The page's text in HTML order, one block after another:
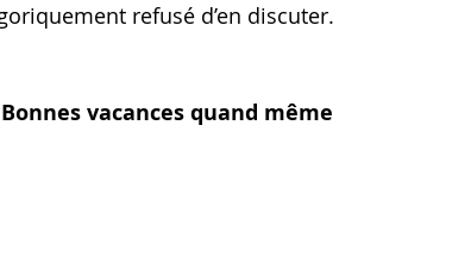
refusé d’en discuter.
Bonnes vacances quand même